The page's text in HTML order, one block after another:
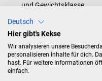
und Gewichtsklasse
Produktidentifikation
Bewertungen
Deutsch
Hier gibt's Kekse
Wir analysieren unsere
personalisieren Inhalte für dich.
hast. Für weitere Informationen
einfach.